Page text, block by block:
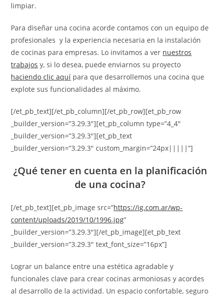
limpiar.
Para diseñar una cocina acorde contamos con un equipo de
profesionales y la experiencia necesaria en la instalación
de cocinas para empresas. Lo invitamos a ver nuestros
trabajos y, si lo desea, puede enviarnos su proyecto
haciendo clic aquí para que desarrollemos una cocina que
explote sus funcionalidades al máximo.
[/et_pb_text][/et_pb_column][/et_pb_row][et_pb_row
_builder_version=”3.29.3″][et_pb_column type=”4_4″
_builder_version=”3.29.3″][et_pb_text
_builder_version=”3.29.3″ custom_margin=”24px|||||”]
¿Qué tener en cuenta en la planificación
de una cocina?
[/et_pb_text][et_pb_image src=”https://ig.com.ar/wp-
content/uploads/2019/10/1996.jpg”
_builder_version=”3.29.3″][/et_pb_image][et_pb_text
_builder_version=”3.29.3″ text_font_size=”16px”]
Lograr un balance entre una estética agradable y
funcionales clave para crear cocinas armoniosas y acordes
al desarrollo de la actividad. Un espacio confortable, seguro